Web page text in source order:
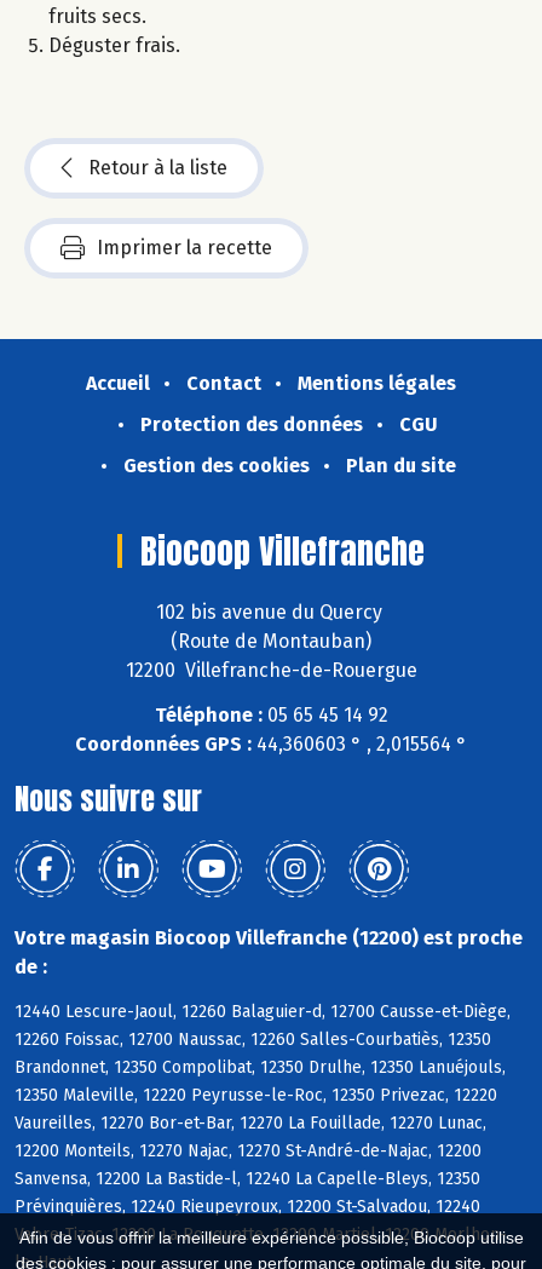
Afin de vous offrir la meilleure expérience possible, Biocoop utilise
des cookies : pour assurer une performance optimale du site, pour
fruits secs.
Déguster frais.
Retour à la liste
Imprimer la recette
Accueil Contact
Mentions légales
Protection des données
CGU
Gestion des cookies
Plan du site
Biocoop Villefranche
102 bis avenue du Quercy
(Route de Montauban)
12200 Villefranche-de-Rouergue
Téléphone :05 65 45 14 92
Coordonnées GPS : 44,360603 ° , 2,015564 °
Nous suivre sur
Votre magasin Biocoop Villefranche (12200) est proche
de :
12440 Lescure-Jaoul, 12260 Balaguier-d, 12700 Causse-et-Diège,
12260 Foissac, 12700 Naussac, 12260 Salles-Courbatiès, 12350
Brandonnet, 12350 Compolibat, 12350 Drulhe, 12350 Lanuéjouls,
12350 Maleville, 12220 Peyrusse-le-Roc, 12350 Privezac, 12220
Vaureilles, 12270 Bor-et-Bar, 12270 La Fouillade, 12270 Lunac,
12200 Monteils, 12270 Najac, 12270 St-André-de-Najac, 12200
Sanvensa, 12200 La Bastide-l, 12240 La Capelle-Bleys, 12350
Prévinquières, 12240 Rieupeyroux, 12200 St-Salvadou, 12240
Vabre-Tizac, 12200 La Rouquette, 12200 Martiel, 12200 Morlhon-
le-Haut